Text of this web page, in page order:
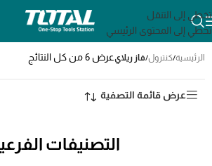
تخطي إلى التنقل
تخطي إلى المحتوى الرئيسي
الرئيسية/كنترول/فاز ريلايعرض ⁦6⁩ من كل النتائج
عرض قائمة التصفية
التصنيفات